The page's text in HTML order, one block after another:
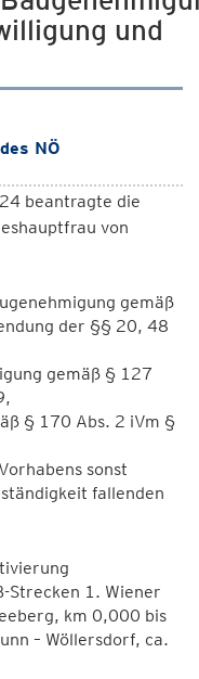
und
NÖ
beantragte die
von
gemäß
der §§ 20, 48
gemäß § 127
§ 170 Abs. 2 iVm §
sonst
fallenden
Strecken 1. Wiener
km 0,000 bis
– Wöllersdorf, ca.